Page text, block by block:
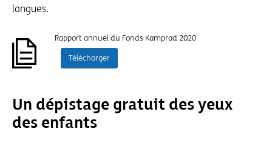
langues.
Rapport annuel du Fonds Kamprad 2020
Télécharger
Un dépistage gratuit des yeux
des enfants